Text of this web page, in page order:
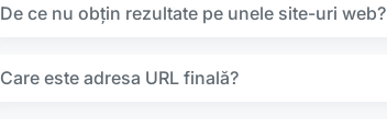
De ce nu obțin rezultate pe unele site-uri web?
Care este adresa URL finală?